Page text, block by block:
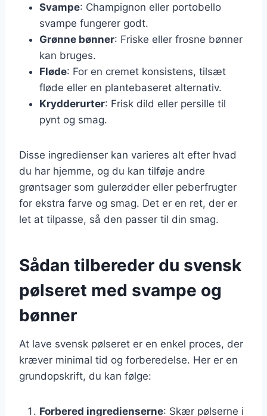
Svampe: Champignon eller portobello
svampe fungerer godt.
Grønne bønner: Friske eller frosne bønner
kan bruges.
Fløde: For en cremet konsistens, tilsæt
fløde eller en plantebaseret alternativ.
Krydderurter: Frisk dild eller persille til
pynt og smag.
Disse ingredienser kan varieres alt efter hvad
du har hjemme, og du kan tilføje andre
grøntsager som gulerødder eller peberfrugter
for ekstra farve og smag. Det er en ret, der er
let at tilpasse, så den passer til din smag.
Sådan tilbereder du svensk
pølseret med svampe og
bønner
At lave svensk pølseret er en enkel proces, der
kræver minimal tid og forberedelse. Her er en
grundopskrift, du kan følge:
Forbered ingredienserne: Skær pølserne i